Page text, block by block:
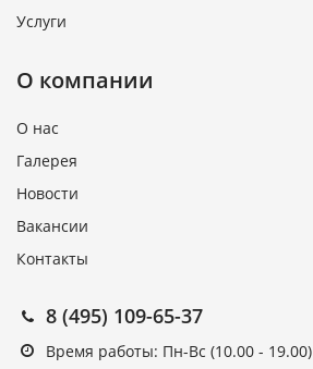
Услуги
О компании
О нас
Галерея
Новости
Вакансии
Контакты
8 (495) 109-65-37
Время работы: Пн-Вс (10.00 - 19.00)